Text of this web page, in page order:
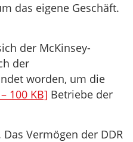
das eigene Geschäft.
der McKinsey-
der
worden, um die
100 KB] Betriebe der
Vermögen der DDR